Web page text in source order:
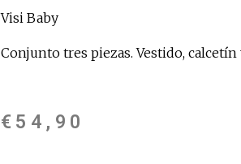
Visi Baby
Conjunto tres piezas. Vestido, calcetín
€ 54,90